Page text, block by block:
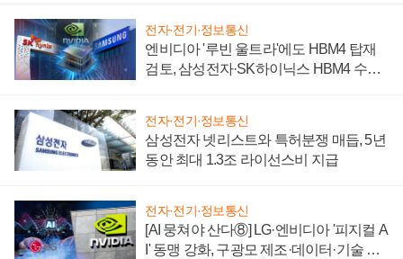
전자·전기·정보통신
엔비디아 '루빈 울트라'에도 HBM4 탑재
검토, 삼성전자·SK하이닉스 HBM4 수율
전자·전기·정보통신
삼성전자 넷리스트와 특허분쟁 매듭, 5년
동안 최대 1.3조 라이선스비 지급
전자·전기·정보통신
[AI 뭉쳐야 산다⑧] LG·엔비디아 '피지컬 A
I' 동맹 강화, 구광모 제조·데이터·기술 결